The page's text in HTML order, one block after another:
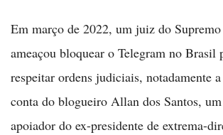
Em março de 2022, um juiz do
ameaçou bloquear o Telegram no Brasil
respeitar ordens judiciais, notadamente
conta do blogueiro Allan dos Santos,
apoiador do ex-presidente de extrema-